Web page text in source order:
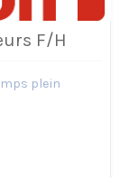
F/H
plein